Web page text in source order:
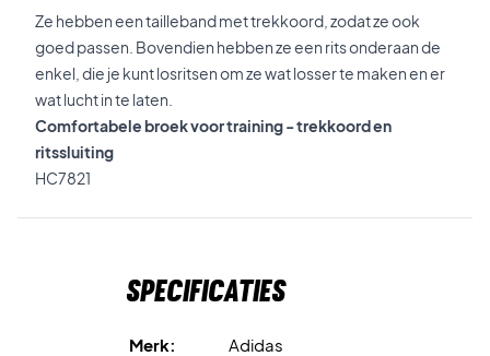
Ze hebben een tailleband met trekkoord, zodat ze ook
goed passen. Bovendien hebben ze een rits onderaan de
enkel, die je kunt losritsen om ze wat losser te maken en er
wat lucht in te laten.
Comfortabele broek voor training - trekkoord en
ritssluiting
HC7821
Specificaties
Merk:
Adidas